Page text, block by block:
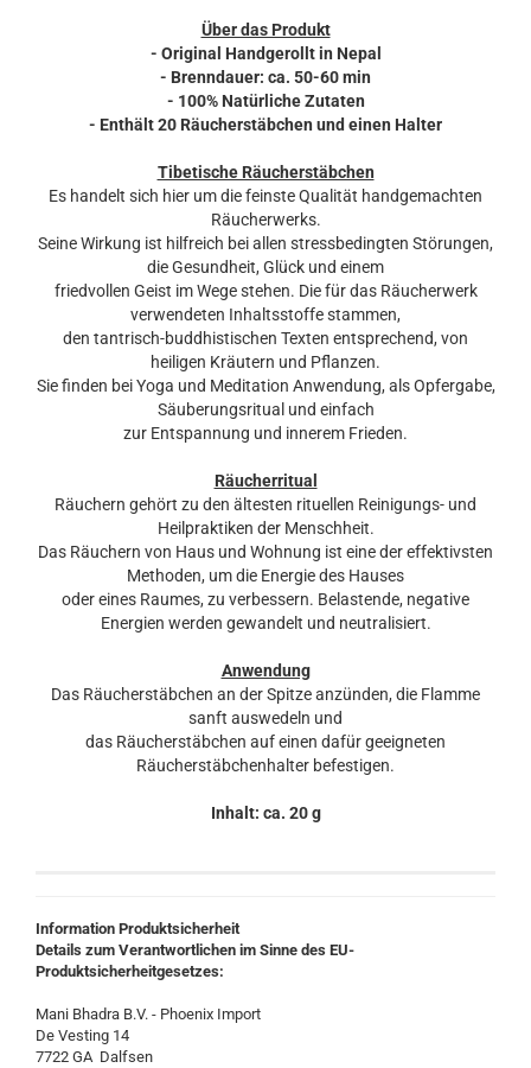
Über das Produkt
- Original Handgerollt in Nepal
- Brenndauer: ca. 50-60 min
- 100% Natürliche Zutaten
- Enthält 20 Räucherstäbchen und einen Halter
Tibetische Räucherstäbchen
Es handelt sich hier um die feinste Qualität handgemachten
Räucherwerks.
Seine Wirkung ist hilfreich bei allen stressbedingten Störungen,
die Gesundheit, Glück und einem
friedvollen Geist im Wege stehen. Die für das Räucherwerk
verwendeten Inhaltsstoffe stammen,
den tantrisch-buddhistischen Texten entsprechend, von
heiligen Kräutern und Pflanzen.
Sie finden bei Yoga und Meditation Anwendung, als Opfergabe,
Säuberungsritual und einfach
zur Entspannung und innerem Frieden.
Räucherritual
Räuchern gehört zu den ältesten rituellen Reinigungs- und
Heilpraktiken der Menschheit.
Das Räuchern von Haus und Wohnung ist eine der effektivsten
Methoden, um die Energie des Hauses
oder eines Raumes, zu verbessern. Belastende, negative
Energien werden gewandelt und neutralisiert.
Anwendung
Das Räucherstäbchen an der Spitze anzünden, die Flamme
sanft auswedeln und
das Räucherstäbchen auf einen dafür geeigneten
Räucherstäbchenhalter befestigen.
Inhalt: ca. 20 g
Information Produktsicherheit
Details zum Verantwortlichen im Sinne des EU-
Produktsicherheitgesetzes:
Mani Bhadra B.V. - Phoenix Import
De Vesting 14
7722 GA Dalfsen